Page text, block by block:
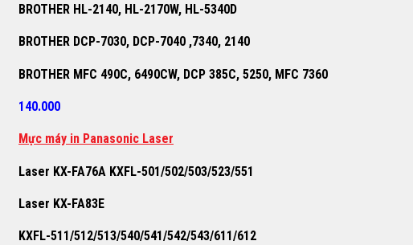
BROTHER HL-2140, HL-2170W, HL-5340D
BROTHER DCP-7030, DCP-7040 ,7340, 2140
BROTHER MFC 490C, 6490CW, DCP 385C, 5250, MFC 7360
140.000
Mực máy in Panasonic Laser
Laser KX-FA76A KXFL-501/502/503/523/551
Laser KX-FA83E
KXFL-511/512/513/540/541/542/543/611/612